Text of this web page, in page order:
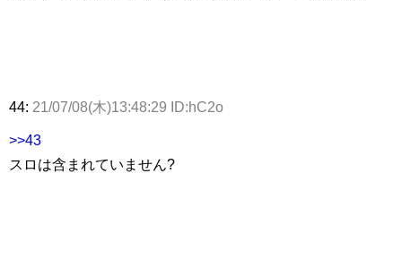
44: 21/07/08(木)13:48:29 ID:hC2o
>>43
スロは含まれていません?